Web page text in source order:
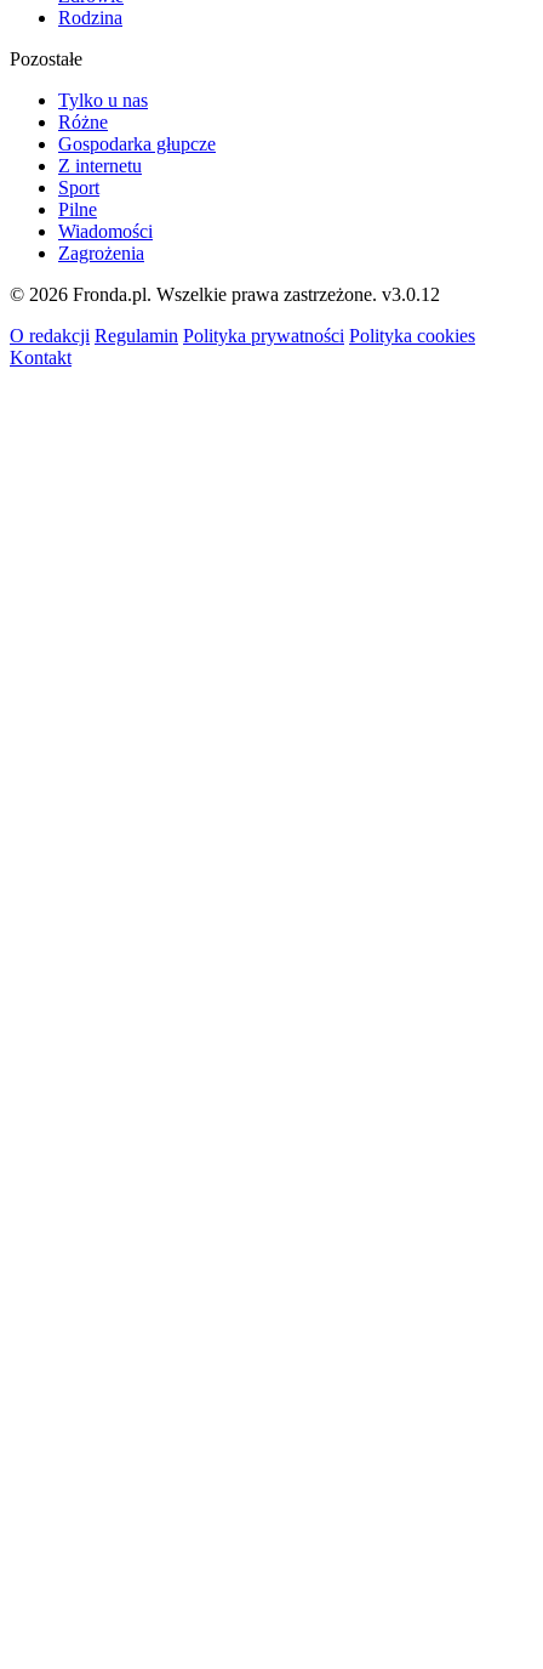
Rodzina
Pozostałe
Tylko u nas
Różne
Gospodarka głupcze
Z internetu
Sport
Pilne
Wiadomości
Zagrożenia
© 2026 Fronda.pl. Wszelkie prawa zastrzeżone. v3.0.12
O redakcji Regulamin Polityka prywatności Polityka cookies
Kontakt